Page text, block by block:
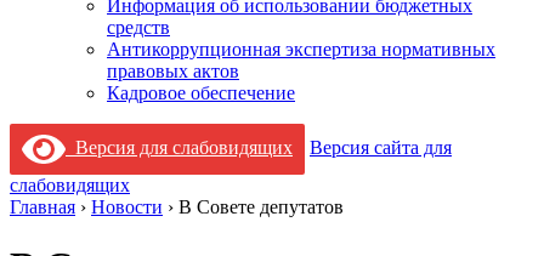
Информация об использовании бюджетных
средств
Антикоррупционная экспертиза нормативных
правовых актов
Кадровое обеспечение
Версия для слабовидящих
Версия сайта для
слабовидящих
Главная › Новости › В Совете депутатов